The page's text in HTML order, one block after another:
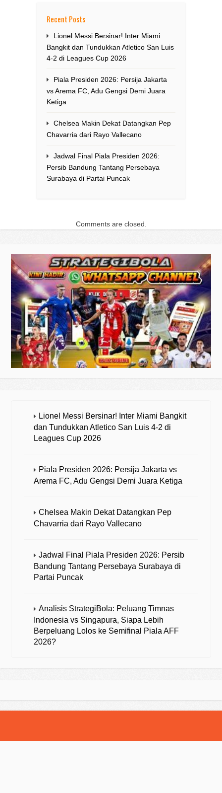
Recent Posts
Lionel Messi Bersinar! Inter Miami
Bangkit dan Tundukkan Atletico San Luis
4-2 di Leagues Cup 2026
Piala Presiden 2026: Persija Jakarta
vs Arema FC, Adu Gengsi Demi Juara
Ketiga
Chelsea Makin Dekat Datangkan Pep
Chavarria dari Rayo Vallecano
Jadwal Final Piala Presiden 2026:
Persib Bandung Tantang Persebaya
Surabaya di Partai Puncak
Comments are closed.
Lionel Messi Bersinar! Inter Miami Bangkit
dan Tundukkan Atletico San Luis 4-2 di
Leagues Cup 2026
Piala Presiden 2026: Persija Jakarta vs
Arema FC, Adu Gengsi Demi Juara Ketiga
Chelsea Makin Dekat Datangkan Pep
Chavarria dari Rayo Vallecano
Jadwal Final Piala Presiden 2026: Persib
Bandung Tantang Persebaya Surabaya di
Partai Puncak
Analisis StrategiBola: Peluang Timnas
Indonesia vs Singapura, Siapa Lebih
Berpeluang Lolos ke Semifinal Piala AFF
2026?